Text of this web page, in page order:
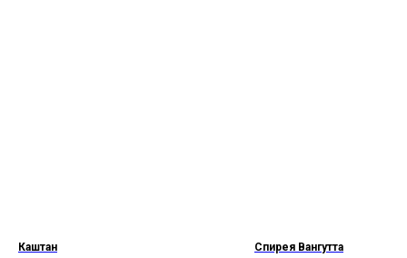
Каштан Спирея Вангутта